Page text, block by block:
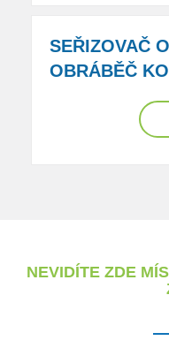
SEŘIZOVAČ
OBRÁBĚČ
NEVIDÍTE ZDE